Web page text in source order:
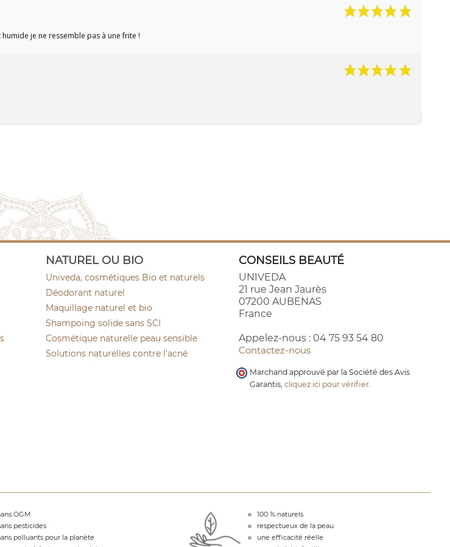
je ne ressemble pas à une frite !
NATUREL OU BIO
Univeda, cosmétiques Bio et naturels
Déodorant naturel
Maquillage naturel et bio
Shampoing solide sans SCI
Cosmétique naturelle peau sensible
Solutions naturelles contre l'acné
CONSEILS BEAUTÉ
UNIVEDA
21 rue Jean Jaurès
07200 AUBENAS
France
Appelez-nous : 04 75 93 54 80
Contactez-nous
Marchand approuvé par la Société des Avis
Garantis, cliquez ici pour vérifier.
OGM
pesticides
polluants pour la planète
100 % naturels
respectueux de la peau
une efficacité réelle